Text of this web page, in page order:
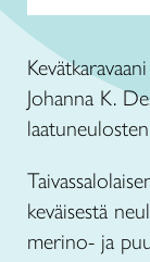
Johanna K.
keväisestä
merino- ja